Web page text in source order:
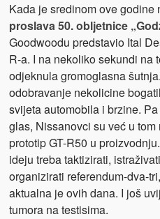
Kada je sredinom ove godine
proslava 50. obljetnice
Goodwoodu predstavio Ital
R-a. I na nekoliko sekundi na
odjeknula gromoglasna
odobravanje nekolicine
svijeta automobila i brzine.
glas, Nissanovci su već u
prototip GT-R50 u
ideju treba taktizirati,
organizirati referendum-dva-
aktualna je ovih dana. I još
tumora na testisima.